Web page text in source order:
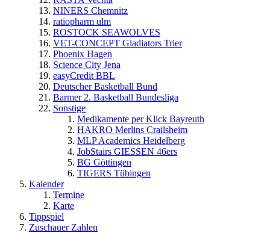
NINERS Chemnitz
ratiopharm ulm
ROSTOCK SEAWOLVES
VET-CONCEPT Gladiators Trier
Phoenix Hagen
Science City Jena
easyCredit BBL
Deutscher Basketball Bund
Barmer 2. Basketball Bundesliga
Sonstige
Medikamente per Klick Bayreuth
HAKRO Merlins Crailsheim
MLP Academics Heidelberg
JobStairs GIESSEN 46ers
BG Göttingen
TIGERS Tübingen
Kalender
Termine
Karte
Tippspiel
Zuschauer Zahlen